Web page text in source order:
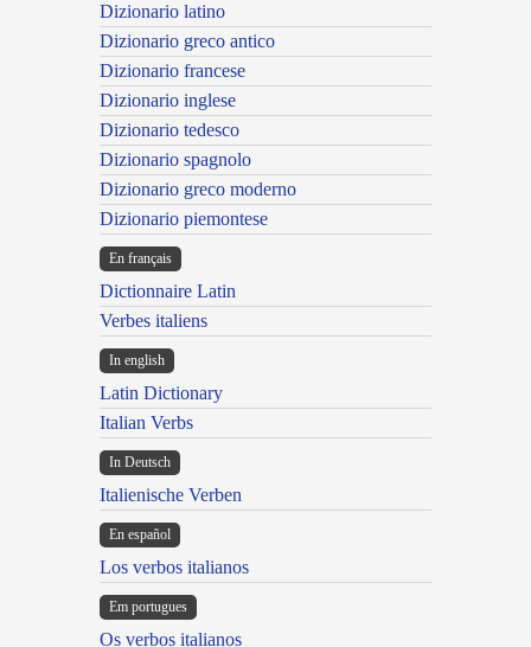
Dizionario latino
Dizionario greco antico
Dizionario francese
Dizionario inglese
Dizionario tedesco
Dizionario spagnolo
Dizionario greco moderno
Dizionario piemontese
En français
Dictionnaire Latin
Verbes italiens
In english
Latin Dictionary
Italian Verbs
In Deutsch
Italienische Verben
En español
Los verbos italianos
Em portugues
Os verbos italianos